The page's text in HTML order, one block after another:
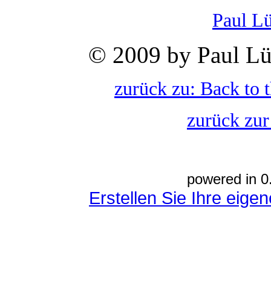
Paul
© 2009 by Paul
zurück zu: Back to
zurück
powered in
Erstellen Sie Ihre